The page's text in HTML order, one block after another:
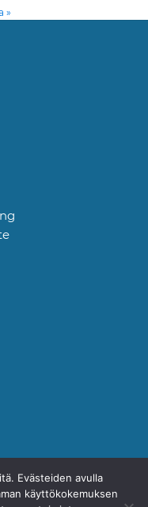
»
Evästeiden avulla
käyttökokemuksen